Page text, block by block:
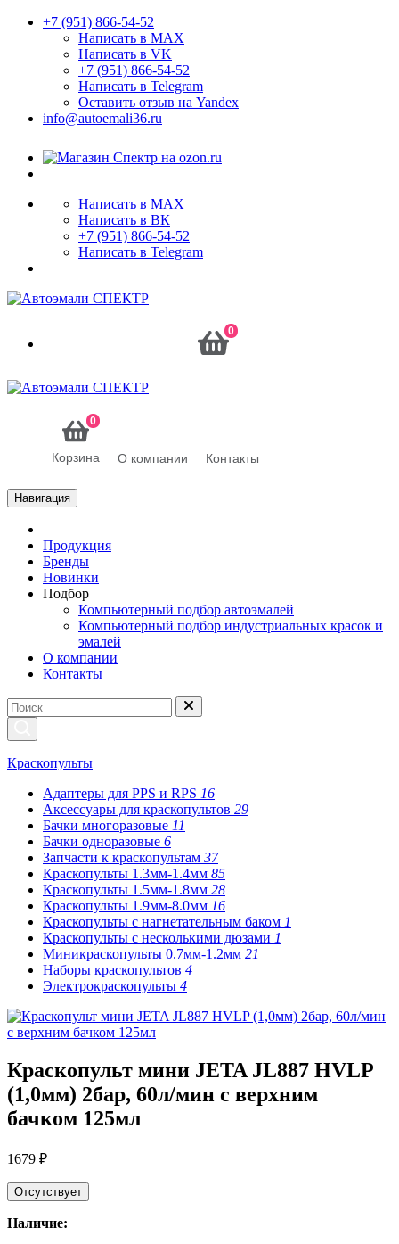
+7 (951) 866-54-52
Написать в MAX
Написать в VK
+7 (951) 866-54-52
Написать в Telegram
Оставить отзыв на Yandex
info@autoemali36.ru
Написать в MAX
Написать в ВК
+7 (951) 866-54-52
Написать в Telegram
0
0
Корзина О компании Контакты
Навигация
Продукция
Бренды
Новинки
Подбор
Компьютерный подбор автоэмалей
Компьютерный подбор индустриальных красок и
эмалей
О компании
Контакты
Краскопульты
Адаптеры для PPS и RPS 16
Аксессуары для краскопультов 29
Бачки многоразовые 11
Бачки одноразовые 6
Запчасти к краскопультам 37
Краскопульты 1.3мм-1.4мм 85
Краскопульты 1.5мм-1.8мм 28
Краскопульты 1.9мм-8.0мм 16
Краскопульты с нагнетательным баком 1
Краскопульты с несколькими дюзами 1
Миникраскопульты 0.7мм-1.2мм 21
Наборы краскопультов 4
Электрокраскопульты 4
Краскопульт мини JETA JL887 HVLP
(1,0мм) 2бар, 60л/мин с верхним
бачком 125мл
1679 ₽
Отсутствует
Наличие: